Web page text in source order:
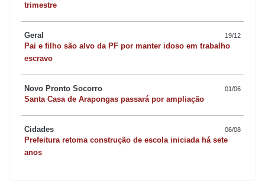
trimestre
Geral 19/12
Pai e filho são alvo da PF por manter idoso em trabalho
escravo
Novo Pronto Socorro 01/06
Santa Casa de Arapongas passará por ampliação
Cidades 06/08
Prefeitura retoma construção de escola iniciada há sete
anos